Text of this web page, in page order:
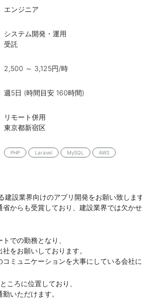
エンジニア
システム開発・運用
受託
2,500 ～ 3,125円/時
週5日 (時間目安 160時間)
リモート併用
東京都新宿区
PHP Laravel MySQL AWS
設業界向けのアプリ開発をお願い致します
からも受賞しており、建設業界では欠かせ
での勤務となり、
をお願いしております。
ミュニケーションを大事にしている会社に
ころに位置しており、
いただけます。